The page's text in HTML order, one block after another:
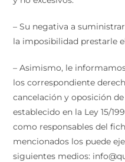
– Su negativa a
la imposibilidad prestarle
– Asimismo, le
los correspondiente
cancelación y oposición
establecido en la Ley 15/
como responsables del
mencionados los puede
siguientes medios: